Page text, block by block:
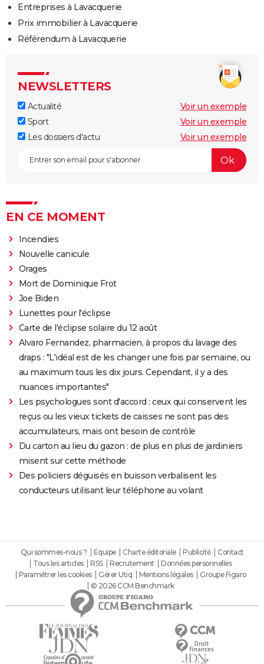
Entreprises à Lavacquerie
Prix immobilier à Lavacquerie
Référendum à Lavacquerie
NEWSLETTERS
Actualité
Voir un exemple
Sport
Voir un exemple
Les dossiers d'actu
Voir un exemple
EN CE MOMENT
Incendies
Nouvelle canicule
Orages
Mort de Dominique Frot
Joe Biden
Lunettes pour l'éclipse
Carte de l'éclipse solaire du 12 août
Alvaro Fernandez, pharmacien, à propos du lavage des
draps : "L'idéal est de les changer une fois par semaine, ou
au maximum tous les dix jours. Cependant, il y a des
nuances importantes"
Les psychologues sont d'accord : ceux qui conservent les
reçus ou les vieux tickets de caisses ne sont pas des
accumulateurs, mais ont besoin de contrôle
Du carton au lieu du gazon : de plus en plus de jardiniers
misent sur cette méthode
Des policiers déguisés en buisson verbalisent les
conducteurs utilisant leur téléphone au volant
Qui sommes-nous ? Equipe Charte éditoriale Publicité
Contact
Tous les articles
RSS Recrutement
Données personnelles
Paramétrer les cookies
Gérer Utiq Mentions légales
Groupe Figaro
© 2026 CCM Benchmark